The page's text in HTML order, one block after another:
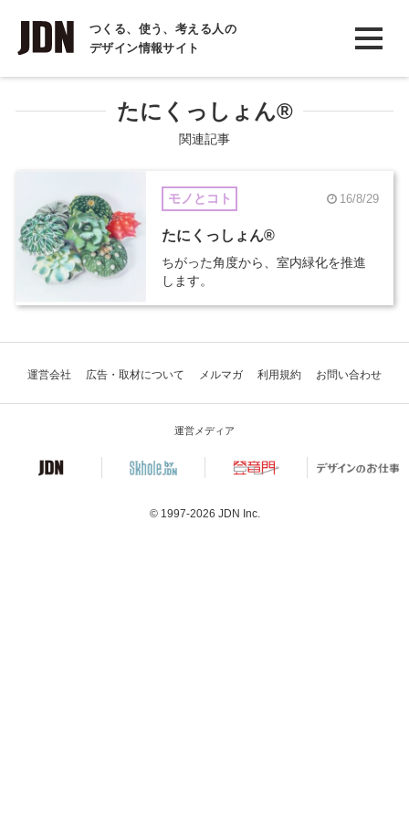
つくる、使う、考える人の
デザイン情報サイト
INTERVIEW
インタビュー
REPORT
コラム
たにくっしょん®
関連記事
モノとコト 16/8/29
たにくっしょん®
ちがった角度から、室内緑化を推進
します。
運営会社 広告・取材について メルマガ 利用規約 お問い合わせ
運営メディア
© 1997-2026 JDN Inc.